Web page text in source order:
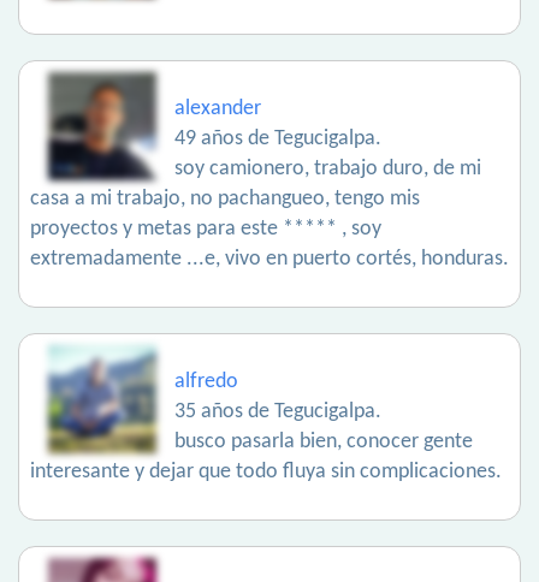
alexander
49 años de Tegucigalpa.
soy camionero, trabajo duro, de mi
casa a mi trabajo, no pachangueo, tengo mis
proyectos y metas para este ***** , soy
extremadamente ...e, vivo en puerto cortés, honduras.
alfredo
35 años de Tegucigalpa.
busco pasarla bien, conocer gente
interesante y dejar que todo fluya sin complicaciones.